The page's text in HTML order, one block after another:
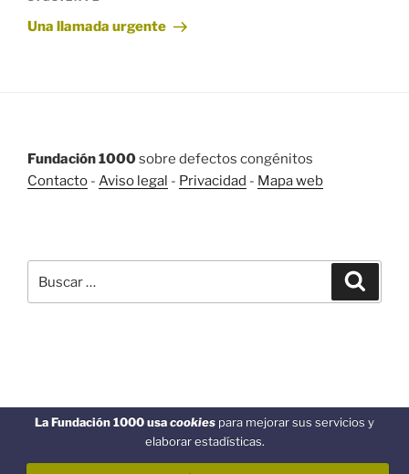
entrada
Una llamada urgente
Fundación 1000sobre defectos congénitos
Contacto - Aviso legal - Privacidad - Mapa web
BUSCAR
por:
La Fundación 1000 usacookies para mejorar sus servicios y
elaborar estadísticas.